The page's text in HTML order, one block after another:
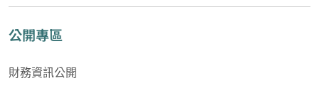
公開專區
財務資訊公開